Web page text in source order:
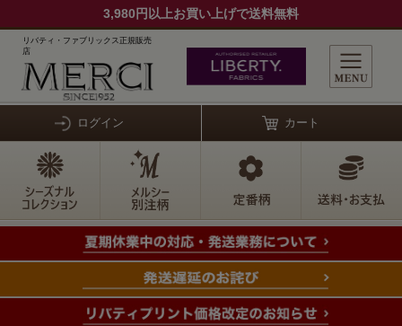
3,980円以上お買い上げで送料無料
リバティ・ファブリックス正規販売
店
ログイン カート